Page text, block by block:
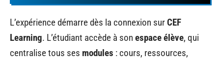
L’expérience démarre dès la connexion surCEF
Learning. L’étudiant accède à son espace élève, qui
centralise tous ses modules : cours, ressources,